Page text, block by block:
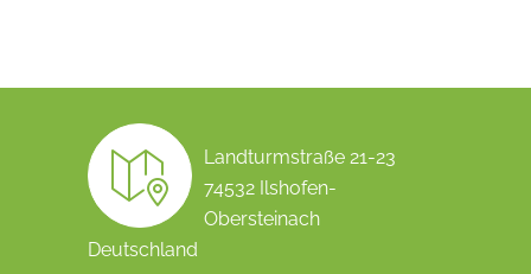
Landturmstraße 21-23
74532 Ilshofen-
Obersteinach
Deutschland